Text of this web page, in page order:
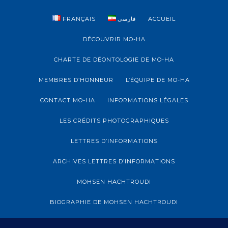
FRANÇAIS فارسی ACCUEIL
DÉCOUVRIR MO-HA
CHARTE DE DÉONTOLOGIE DE MO-HA
MEMBRES D’HONNEUR L’ÉQUIPE DE MO-HA
CONTACT MO-HA INFORMATIONS LÉGALES
LES CRÉDITS PHOTOGRAPHIQUES
LETTRES D’INFORMATIONS
ARCHIVES LETTRES D’INFORMATIONS
MOHSEN HACHTROUDI
BIOGRAPHIE DE MOHSEN HACHTROUDI